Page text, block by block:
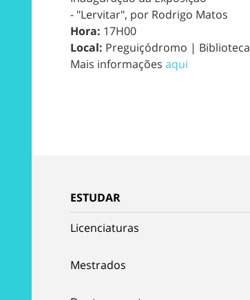
- "Lervitar", por Rodrigo Matos
Hora: 17H00
Local: Preguiçódromo | Biblioteca
Mais informações aqui
ESTUDAR
Licenciaturas
Mestrados